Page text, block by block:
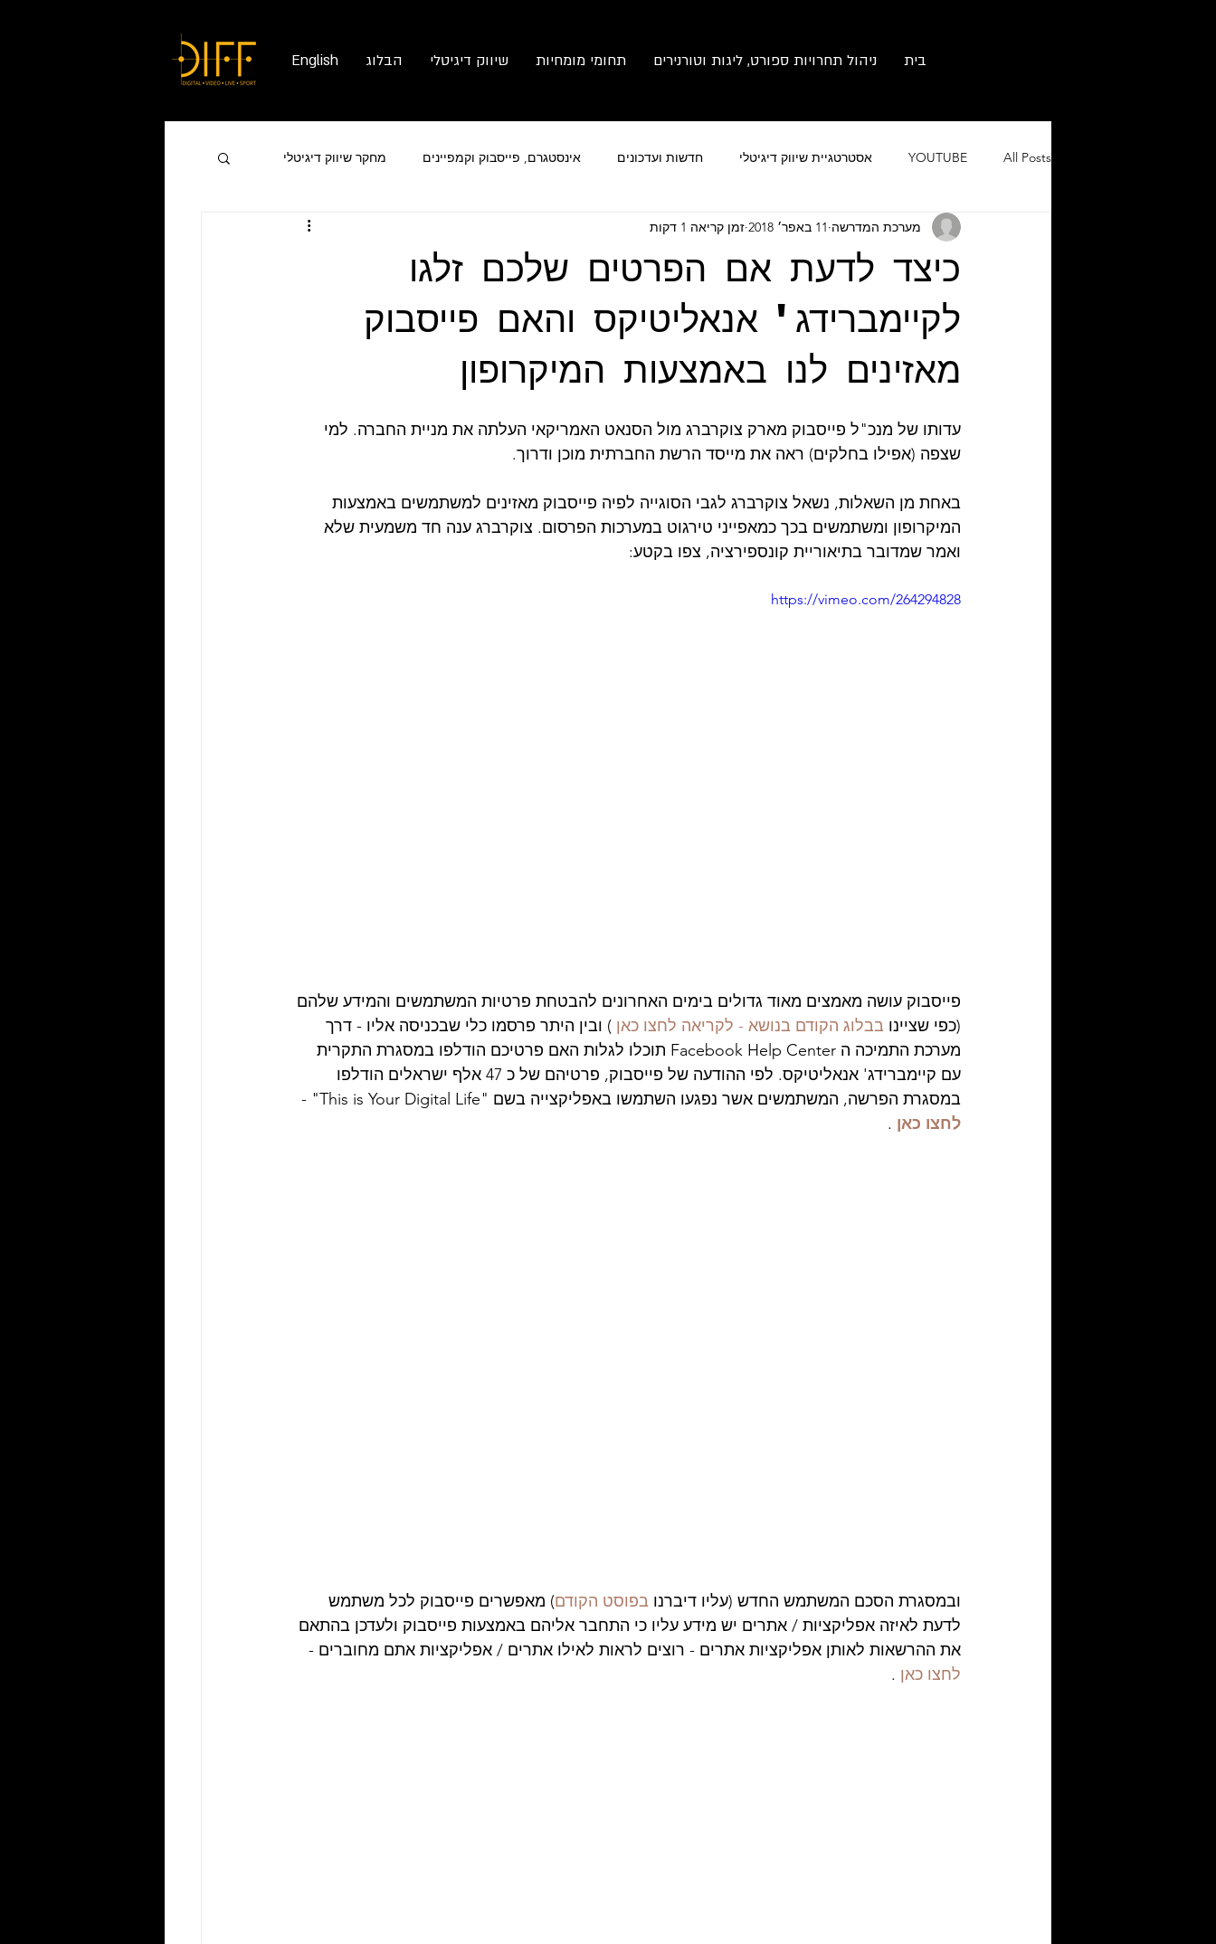
בית ניהול תחרויות ספורט, ליגות וטורנירים תחומי מומחיות שיווק דיגיטלי הבלוג English
All Posts
YOUTUBE אסטרטגיית שיווק דיגיטלי חדשות ועדכונים אינסטגרם, פייסבוק וקמפיינים מחקר שיווק דיגיטלי
גוגל אורגני וממומן מיתוג ובניית מותג צילום זום ניהול תחרויות ספורט
כיצד לדעת אם הפרטים שלכם זלגו
לקיימברידג' אנאליטיקס והאם פייסבוק
מאזינים לנו באמצעות המיקרופון
מערכת המדרשה 11 באפר׳ 2018 זמן קריאה 1 דקות
עדותו של מנכ"ל פייסבוק מארק צוקרברג מול הסנאט האמריקאי העלתה את מניית החברה. למי
שצפה (אפילו בחלקים) ראה את מייסד הרשת החברתית מוכן ודרוך.
באחת מן השאלות, נשאל צוקרברג לגבי הסוגייה לפיה פייסבוק מאזינים למשתמשים באמצעות
המיקרופון ומשתמשים בכך כמאפייני טירגוט במערכות הפרסום. צוקרברג ענה חד משמעית שלא
ואמר שמדובר בתיאוריית קונספירציה, צפו בקטע:
https://vimeo.com/264294828
פייסבוק עושה מאמצים מאוד גדולים בימים האחרונים להבטחת פרטיות המשתמשים והמידע שלהם
(כפי שציינו בבלוג הקודם בנושא - לקריאה לחצו כאן ) ובין היתר פרסמו כלי שבכניסה אליו - דרך
מערכת התמיכה ה Facebook Help Center תוכלו לגלות האם פרטיכם הודלפו במסגרת התקרית
עם קיימברידג' אנאליטיקס. לפי ההודעה של פייסבוק, פרטיהם של כ 47 אלף ישראלים הודלפו
במסגרת הפרשה, המשתמשים אשר נפגעו השתמשו באפליקצייה בשם "This is Your Digital Life" -
לחצו כאן .
ובמסגרת הסכם המשתמש החדש (עליו דיברנו בפוסט הקודם) מאפשרים פייסבוק לכל משתמש
לדעת לאיזה אפליקציות / אתרים יש מידע עליו כי התחבר אליהם באמצעות פייסבוק ולעדכן בהתאם
את ההרשאות לאותן אפליקציות אתרים - רוצים לראות לאילו אתרים / אפליקציות אתם מחוברים -
לחצו כאן .